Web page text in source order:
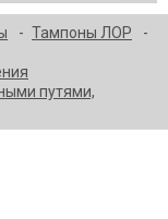
Тампоны ЛОР
путями,